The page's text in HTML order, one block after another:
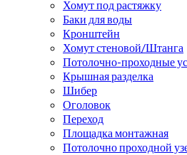
Хомут под растяжку
Баки для воды
Кронштейн
Хомут стеновой/Штанга
Потолочно-проходные
Крышная разделка
Шибер
Оголовок
Переход
Площадка монтажная
Потолочно проходной